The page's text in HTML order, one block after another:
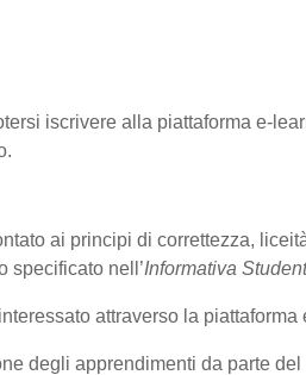
iscrivere alla piattaforma e-
ai principi di correttezza,
specificato nell’Informativa
attraverso la
degli apprendimenti da parte